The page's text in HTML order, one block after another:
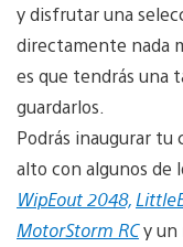
y disfrutar una
directamente nada
es que tendrás una
guardarlos.
Podrás inaugurar tu
alto con algunos de
WipEout 2048,
MotorStorm RCy un